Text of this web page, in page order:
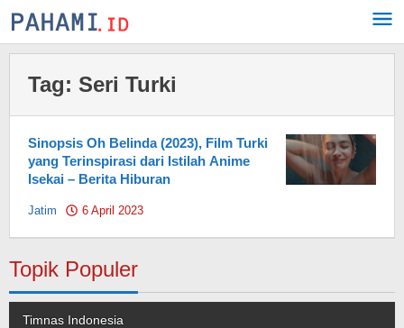
Skip
to
Tag: Seri Turki
Sinopsis Oh Belinda (2023), Film Turki
yang Terinspirasi dari Istilah Anime
Isekai – Berita Hiburan
Jatim 6 April 2023
Topik Populer
Timnas Indonesia